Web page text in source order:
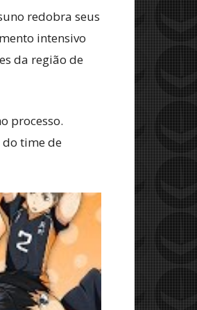
redobra seus
intensivo
da região de
processo.
time de